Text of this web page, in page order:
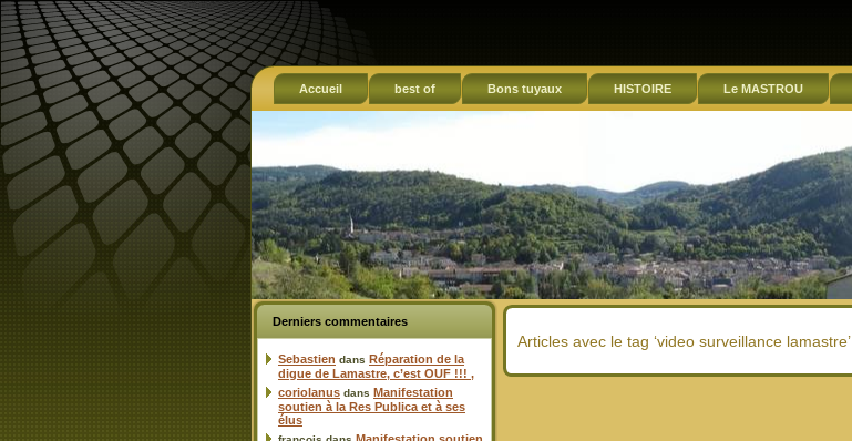
Accueil best of Bons tuyaux HISTOIRE Le MASTROU
Derniers commentaires
Sebastien dans Réparation de la
digue de Lamastre, c’est OUF !!! ,
coriolanus dans Manifestation
soutien à la Res Publica et à ses
élus
Articles avec le tag ‘video surveillance lamastre’